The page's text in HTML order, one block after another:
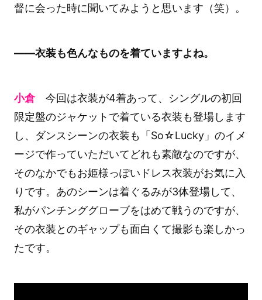
督に会った時に聞いてみようと思います（笑）。
――衣装も色んなものを着ていますよね。
小倉今回は衣装が4着あって、シングルの初回
限定盤のジャケットで着ている衣装も登場します
し、ダンスシーンの衣装も「So☆Lucky」のイメ
ージで作っていただいてどれも素敵なのですが、
そのなかでもお姫様っぽいドレス衣装がお気に入
りです。あのシーンは着ぐるみが3体登場して、
私がパンチンググローブをはめて戦うのですが、
その衣装とのギャップも面白くて撮影も楽しかっ
たです。